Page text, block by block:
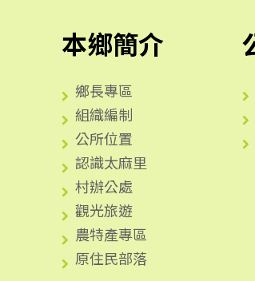
本鄉簡介
鄉長專區
組織編制
公所位置
認識太麻里
村辦公處
觀光旅遊
農特產專區
原住民部落